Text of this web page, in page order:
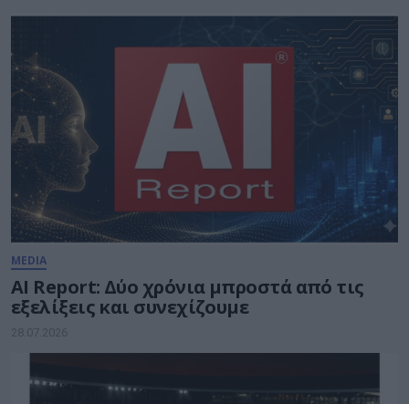
MEDIA
AI Report: Δύο χρόνια μπροστά από τις
εξελίξεις και συνεχίζουμε
28.07.2026